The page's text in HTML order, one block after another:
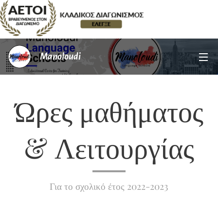
Manoloudi
Ώρες μαθήματος
& Λειτουργίας
Για το σχολικό έτος 2022-​2023​